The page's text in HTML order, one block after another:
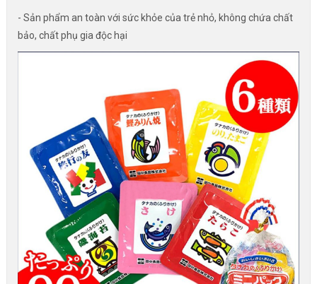
- Sản phẩm an toàn với sức khỏe của trẻ nhỏ, không chứa chất
bảo, chất phụ gia độc hại